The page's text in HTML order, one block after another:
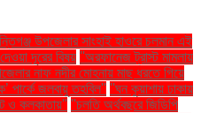
উপজেলার সাংহাই হাওরে চলমান এই
দূরের বিষয় ''অরফানেজ ট্রাস্ট মামলায়
নাফ নদীর মোহনায় মাছ ধরতে গিয়ে
পার্কে জলবায়ু তহবিল'' ''ঘন কুয়াশায় ঢাকায়
ও কলকাতায়'' ''চলতি অর্থবছরে জিডিপি